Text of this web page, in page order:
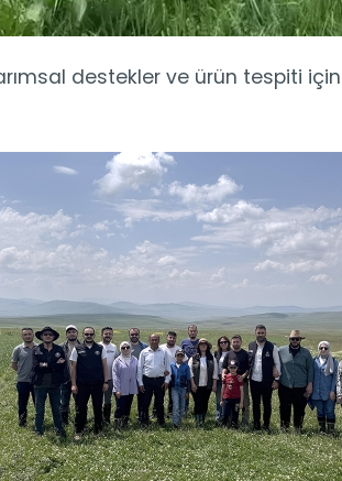
destekler ve ürün tespiti için